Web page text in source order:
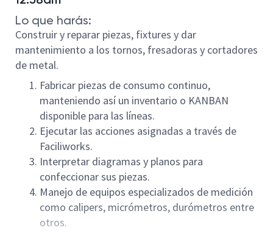
Lo que harás:
Construir y reparar piezas, fixtures y dar
mantenimiento a los tornos, fresadoras y cortadores
de metal.
Fabricar piezas de consumo continuo,
manteniendo así un inventario o KANBAN
disponible para las líneas.
Ejecutar las acciones asignadas a través de
Faciliworks.
Interpretar diagramas y planos para
confeccionar sus piezas.
Manejo de equipos especializados de medición
como calipers, micrómetros, durómetros entre
otros.